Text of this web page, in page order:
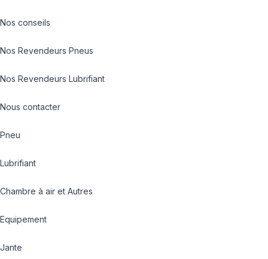
Nos conseils
Nos Revendeurs Pneus
Nos Revendeurs Lubrifiant
Nous contacter
Pneu
Lubrifiant
Chambre à air et Autres
Equipement
Jante